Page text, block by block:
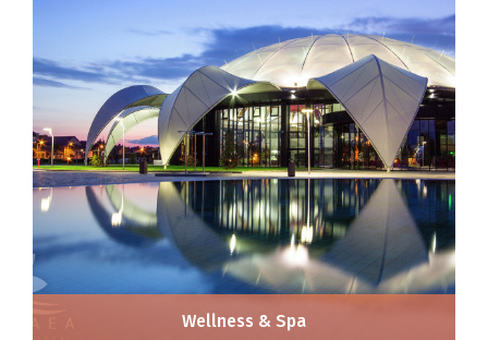
Wellness & Spa